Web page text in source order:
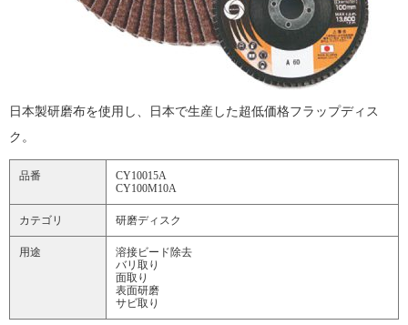
日本製研磨布を使用し、日本で生産した超低価格フラップディス
ク。
品番
CY10015A
CY100M10A
カテゴリ 研磨ディスク
用途
溶接ビード除去
バリ取り
面取り
表面研磨
サビ取り